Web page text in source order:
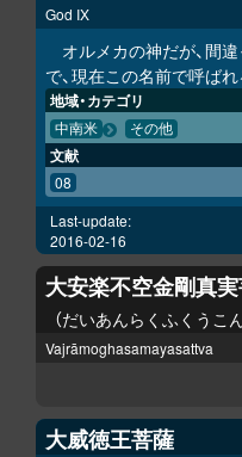
God IX
オルメカの神だが、間
で、現在この名前で呼ばれ
地域・カテゴリ
中南米 その他
文献
08
Last-update:
2016-02-16
大安楽不空金剛真
だいあんらくふくうこ
Vajrāmoghasamayasattva
大威徳王菩薩